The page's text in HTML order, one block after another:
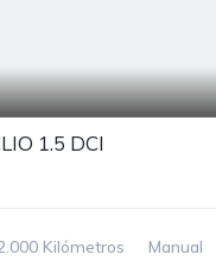
1.5 DCI
Kilómetros Manual